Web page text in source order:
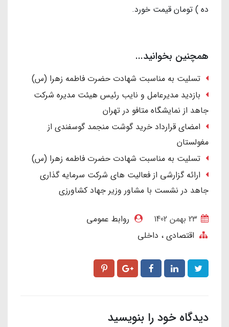
ده ) تومان قیمت خورد.
همچنین بخوانید...
تسلیت به مناسبت شهادت حضرت فاطمه زهرا (س)
بازدید مدیرعامل و نایب رئیس هیئت مدیره شرکت
جاهد از نمایشگاه متافو در تهران
امضای قرارداد خرید گوشت منجمد گوسفندی از
مغولستان
تسلیت به مناسبت شهادت حضرت فاطمه زهرا (س)
ارائه گزارشی از فعالیت های شرکت سرمایه گذاری
جاهد در نشست با مشاور وزیر جهاد کشاورزی
روابط عمومی
اقتصادی
داخلی
دیدگاه خود را بنویسید